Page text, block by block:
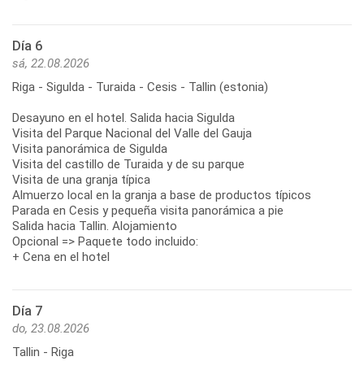
Día 6
sá, 22.08.2026
Riga - Sigulda - Turaida - Cesis - Tallin (estonia)
Desayuno en el hotel. Salida hacia Sigulda
Visita del Parque Nacional del Valle del Gauja
Visita panorámica de Sigulda
Visita del castillo de Turaida y de su parque
Visita de una granja típica
Almuerzo local en la granja a base de productos típicos
Parada en Cesis y pequeña visita panorámica a pie
Salida hacia Tallin. Alojamiento
Opcional => Paquete todo incluido:
+ Cena en el hotel
Día 7
do, 23.08.2026
Tallin - Riga